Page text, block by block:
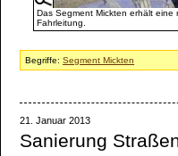
Das Segment Mickten erhält eine
Fahrleitung.
Begriffe:Segment Mickten
21. Januar 2013
Sanierung